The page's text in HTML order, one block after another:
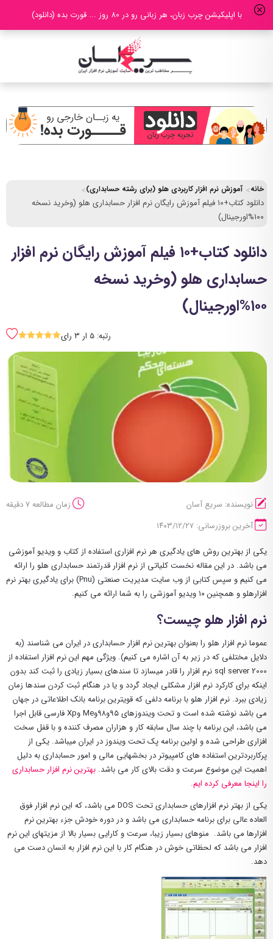
با اپلیکیشن چرب زبان، هر زبانی رو در 80 روز ... قورت بده (دانلود)
خانه آموزش نرم افزار کاربردی هلو (برای رشته حسابداری)
دانلود کتاب+۱۰ فیلم آموزش رایگان نرم افزار حسابداری هلو (وخرید نسخه
۱۰۰%اورجینال)
دانلود کتاب+۱۰ فیلم آموزش رایگان نرم افزار
حسابداری هلو (وخرید نسخه
۱۰۰%اورجینال)
رتبه: 5 ار 3 رای SSSSS
نویسنده: سریع آسان
زمان مطالعه 7 دقیقه
آخرین بروزرسانی: ۱۴۰۳/۱۲/۲۷
یکی از بهترین روش های یادگیری هر نرم افزاری استفاده از کتاب و ویدیو آموزشی
می باشد. در این مقاله نخست کلیاتی از نرم افزار قدرتمند حسابداری هلو را ارائه
می کنیم و سپس کتابی از وب سایت مدیریت صنعتی (Pnu) برای یادگیری بهتر نرم
افزارهلو و همچنین ۱۰ ویدیو آموزشی را به شما ارائه می کنیم.
نرم افزار هلو چیست؟
عموما نرم افزار هلو را بعنوان بهترین نرم افزار حسابداری در ایران می شناسند (به
دلایل مختلفی که در زیر به آن اشاره می کنیم). ویژگی مهم این نرم افزار استفاده از
sql server 2000 نرم افزار را قادر میسازد تا سندهای بسیار زیادی را ثبت کند بدون
اینکه برای کارکرد نرم افزار مشکلی ایجاد گردد و یا در هنگام ثبت کردن سندها زمان
زیادی ببرد. نرم افزار هلو با برنامه دلفی که قویترین برنامه بانک اطلاعاتی در جهان
می باشد نوشته شده است و تحت ویندوزهای ۹۵و۹۸وMe وXp فارسی قابل اجرا
می باشد، این برنامه با چند سال سابقه کار و هزاران مصرف کننده و با قفل سخت
افزاری طراحی شده و اولین برنامه پک تحت ویندوز در ایران میباشد. یکی از
پرکاربردترین استفاده های کامپیوتر در بخشهایی مالی و امور حسابداری به دلیل
اهمیت این موضوع سرعت و دقت بالای کار می باشد. بهترین نرم افزار حسابداری
را اینجا معرفی کرده ایم.
یکی از بهتر نرم افزارهای حسابداری تحت DOS می باشد، که این نرم افزار فوق
العاده عالی برای برنامه حسابداری می باشد و در دوره خودش جزء بهترین نرم
افزارها می باشد. منوهای بسیار زیبا، سرعت و کارایی بسیار بالا از مزیتهای این نرم
افزار می باشد که لحظاتی خوش در هنگام کار با این نرم افزار به انسان دست می
دهد.